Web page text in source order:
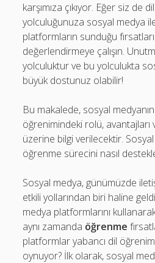
karşımıza çıkıyor. Eğer siz de
yolculuğunuza sosyal medya
platformların sunduğu
değerlendirmeye çalışın.
yolculuktur ve bu yolculukta
büyük dostunuz olabilir!
Bu makalede, sosyal
öğrenimindeki rolü, avantajları
üzerine bilgi verilecektir.
öğrenme sürecini nasıl
Sosyal medya, günümüzde
etkili yollarından biri haline
medya platformlarını
aynı zamanda öğrenme
platformlar yabancı dil
oynuyor? İlk olarak, sosyal